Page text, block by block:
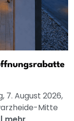
7. August 2026,
Mitte